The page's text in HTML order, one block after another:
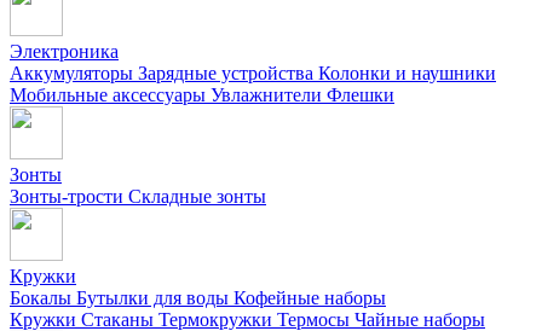
Электроника
Аккумуляторы Зарядные устройства Колонки и наушники
Мобильные аксессуары Увлажнители Флешки
Зонты
Зонты-трости Складные зонты
Кружки
Бокалы Бутылки для воды Кофейные наборы
Кружки Стаканы Термокружки Термосы Чайные наборы